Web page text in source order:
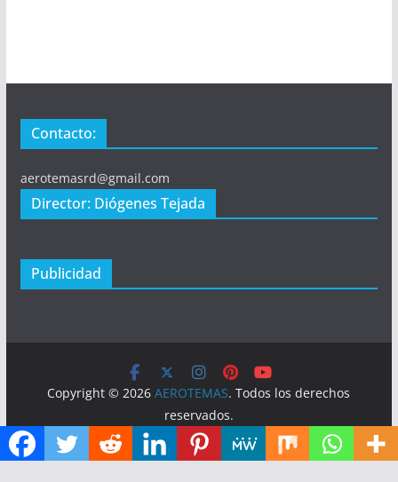
Contacto:
aerotemasrd@gmail.com
Director: Diógenes Tejada
Publicidad
Copyright © 2026AEROTEMAS. Todos los derechos
reservados.
Tema:ColorMag por ThemeGrill. Funciona con WordPress.